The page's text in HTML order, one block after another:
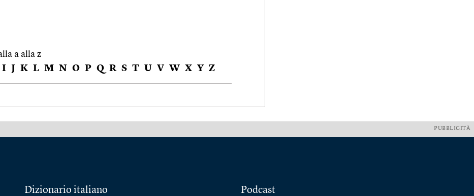
a alla z
I J K L M N O P Q R S T U V W X Y Z
PUBBLICITÀ
Dizionario italiano Podcast